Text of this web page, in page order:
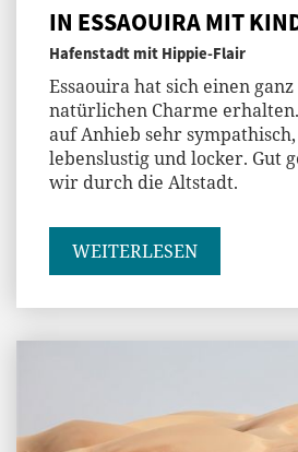
IN ESSAOUIRA MIT
Hafenstadt mit Hippie-Flair
Essaouira hat sich einen
natürlichen Charme
auf Anhieb sehr
lebenslustig und locker. Gut
wir durch die Altstadt.
WEITERLESEN